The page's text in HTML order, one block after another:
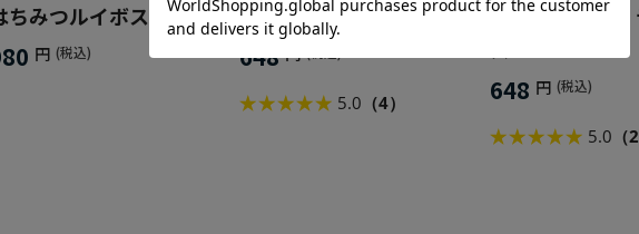
ちみつルイボスティー
円 (税込)
ルイボスティー ピーチ
648 円
5.0 （4）
ルイボスティー
648 円 (税込)
5.0 （